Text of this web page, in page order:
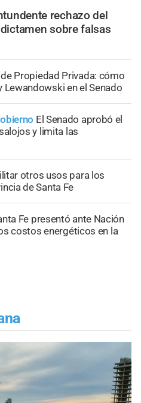
rechazo del
sobre falsas
Propiedad Privada: cómo
en el Senado
El Senado aprobó el
y limita las
otros usos para los
de Santa Fe
Fe presentó ante Nación
costos energéticos en la